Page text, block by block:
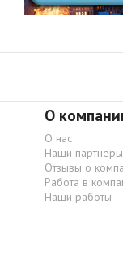
О
О нас
Наши партнеры
Отзывы о
Работа в
Наши работы